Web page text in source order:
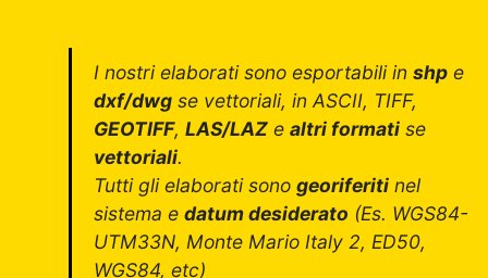
I nostri elaborati sono esportabili in shp e
dxf/dwg se vettoriali, in ASCII, TIFF,
GEOTIFF, LAS/LAZ e altri formati se
vettoriali.
Tutti gli elaborati sono georiferiti nel
sistema e datum desiderato (Es. WGS84-
UTM33N, Monte Mario Italy 2, ED50,
WGS84, etc)